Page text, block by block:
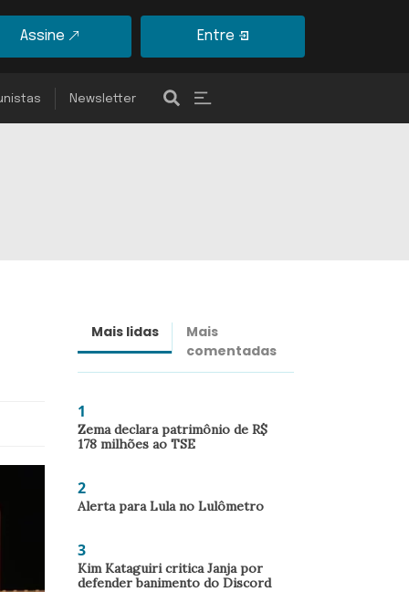
Assine Entre
Newsletter
Mais lidas
Mais
comentadas
1
Zema declara patrimônio de R$
178 milhões ao TSE
2
Alerta para Lula no Lulômetro
3
Kim Kataguiri critica Janja por
defender banimento do Discord